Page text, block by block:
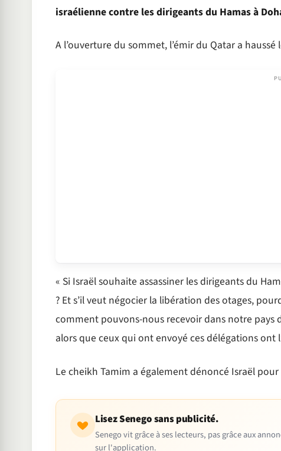
israélienne contre les dirigeants du Hamas à
A l’ouverture du sommet, l’émir du Qatar a
« Si Israël souhaite assassiner les dirigeants du
? Et s’il veut négocier la libération des otages,
comment pouvons-nous recevoir dans notre pays
alors que ceux qui ont envoyé ces délégations ont
Le cheikh Tamim a également dénoncé Israël
Lisez Senego sans publicité.
Senego vit grâce à ses lecteurs, pas grâce aux
sur l'application.